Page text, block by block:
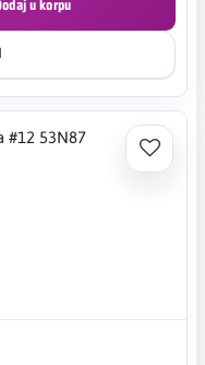
u korpu